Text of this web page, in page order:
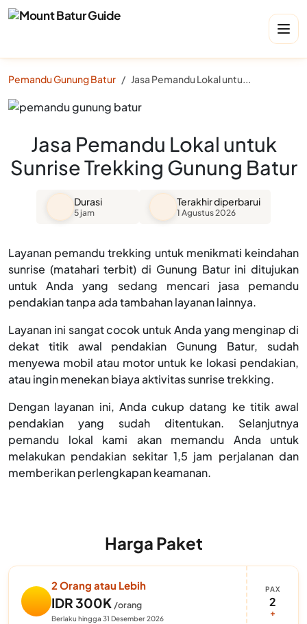
Pemandu Gunung Batur Jasa Pemandu Lokal untuk Sunrise Trekking Gunung Batur
Jasa Pemandu Lokal untuk
Sunrise Trekking Gunung Batur
Durasi
5 jam
Terakhir diperbarui
1 Agustus 2026
Layanan pemandu trekking untuk menikmati keindahan
sunrise (matahari terbit) di Gunung Batur ini ditujukan
untuk Anda yang sedang mencari jasa pemandu
pendakian tanpa ada tambahan layanan lainnya.
Layanan ini sangat cocok untuk Anda yang menginap di
dekat titik awal pendakian Gunung Batur, sudah
menyewa mobil atau motor untuk ke lokasi pendakian,
atau ingin menekan biaya aktivitas sunrise trekking.
Dengan layanan ini, Anda cukup datang ke titik awal
pendakian yang sudah ditentukan. Selanjutnya
pemandu lokal kami akan memandu Anda untuk
melakukan pendakian sekitar 1,5 jam perjalanan dan
memberikan perlengkapan keamanan.
Harga Paket
2 Orang atau Lebih
IDR 300K /orang
Berlaku hingga 31 Desember 2026
PAX
2
+